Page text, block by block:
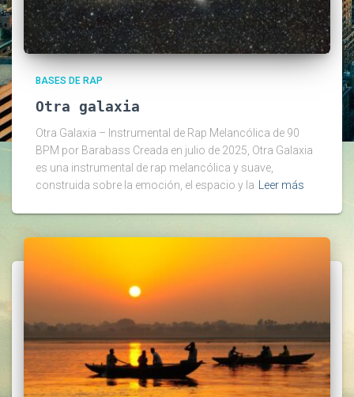
BASES DE RAP
Otra galaxia
Otra Galaxia – Instrumental de Rap Melancólica de 90
BPM por Barabass Creada en julio de 2025, Otra Galaxia
es una instrumental de rap melancólica y suave,
construida sobre la emoción, el espacio y la Leer más